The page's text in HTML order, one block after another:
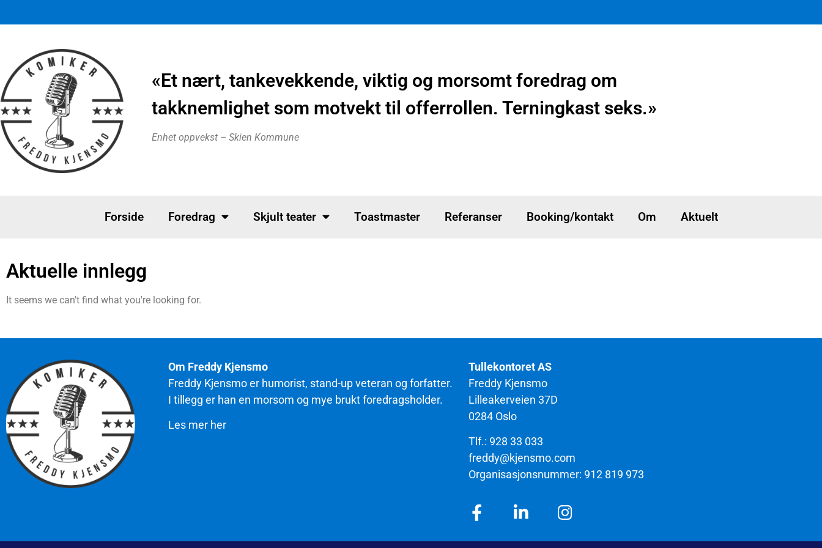
«Et nært, tankevekkende, viktig og morsomt foredrag om
takknemlighet som motvekt til offerrollen. Terningkast seks.»
Enhet oppvekst – Skien Kommune
Forside Foredrag Skjult teater Toastmaster Referanser Booking/kontakt Om Aktuelt
Aktuelle innlegg
It seems we can't find what you're looking for.
Om Freddy Kjensmo
Freddy Kjensmo er humorist, stand-up veteran og forfatter.
I tillegg er han en morsom og mye brukt foredragsholder.
Les mer her
Tullekontoret AS
Freddy Kjensmo
Lilleakerveien 37D
0284 Oslo
Tlf.: 928 33 033
freddy@kjensmo.com
Organisasjonsnummer: 912 819 973